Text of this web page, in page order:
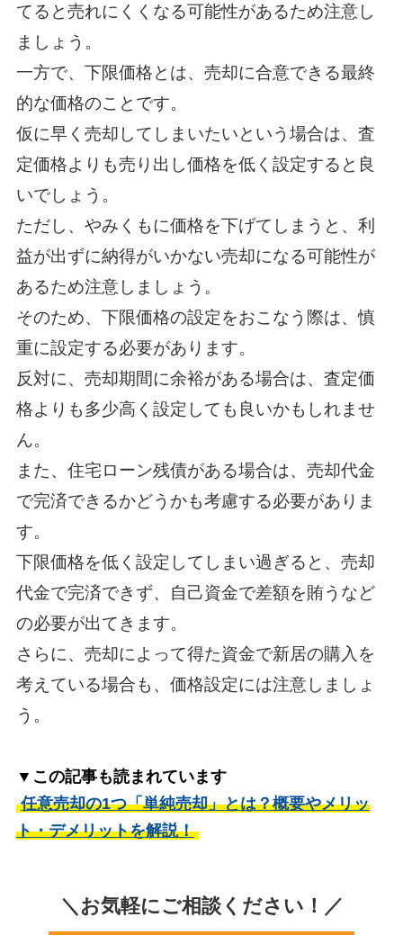
てると売れにくくなる可能性があるため注意し
ましょう。
一方で、下限価格とは、売却に合意できる最終
的な価格のことです。
仮に早く売却してしまいたいという場合は、査
定価格よりも売り出し価格を低く設定すると良
いでしょう。
ただし、やみくもに価格を下げてしまうと、利
益が出ずに納得がいかない売却になる可能性が
あるため注意しましょう。
そのため、下限価格の設定をおこなう際は、慎
重に設定する必要があります。
反対に、売却期間に余裕がある場合は、査定価
格よりも多少高く設定しても良いかもしれませ
ん。
また、住宅ローン残債がある場合は、売却代金
で完済できるかどうかも考慮する必要がありま
す。
下限価格を低く設定してしまい過ぎると、売却
代金で完済できず、自己資金で差額を賄うなど
の必要が出てきます。
さらに、売却によって得た資金で新居の購入を
考えている場合も、価格設定には注意しましょ
う。
▼この記事も読まれています
任意売却の1つ「単純売却」とは？概要やメリッ
ト・デメリットを解説！
＼お気軽にご相談ください！／